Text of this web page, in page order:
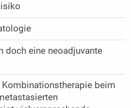
doch eine neoadjuvante
beim